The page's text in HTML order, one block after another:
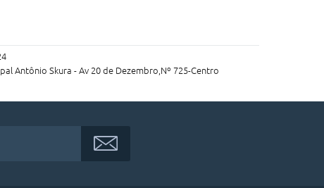
Antônio Skura - Av 20 de Dezembro,Nº 725-Centro